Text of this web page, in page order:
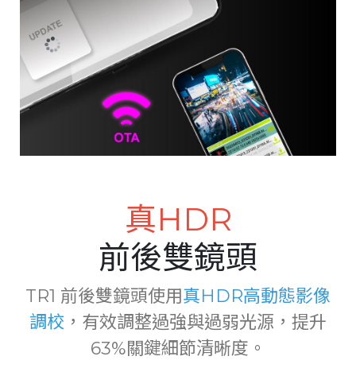
真HDR
前後雙鏡頭
TR1 前後雙鏡頭使用真HDR高動態影像
調校 ，有效調整過強與過弱光源，提升
63%關鍵細節清晰度。